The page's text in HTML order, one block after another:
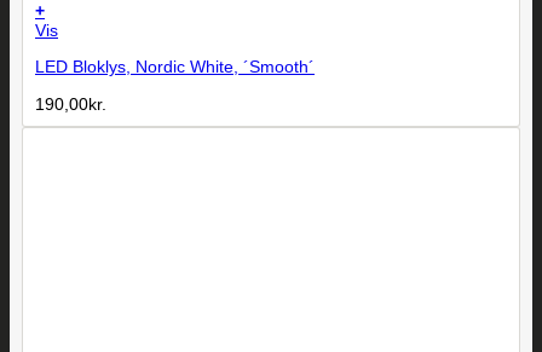
+
Vis
LED Bloklys, Nordic White, ´Smooth´
190,00kr.